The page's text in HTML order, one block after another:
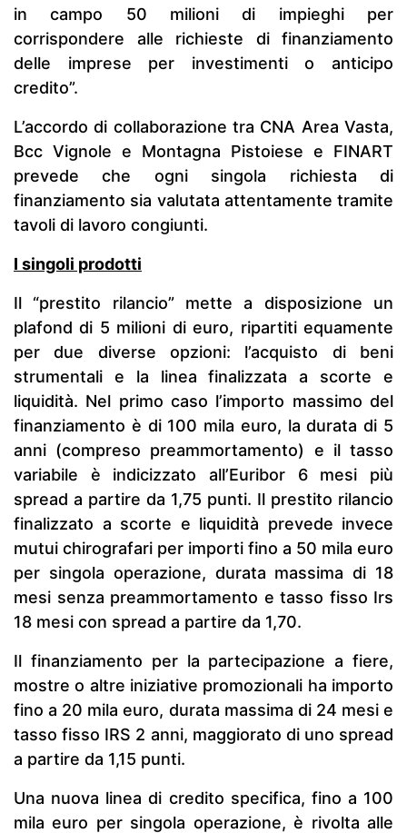
in campo 50 milioni di impieghi per
corrispondere alle richieste di finanziamento
delle imprese per investimenti o anticipo
credito”.
L’accordo di collaborazione tra CNA Area Vasta,
Bcc Vignole e Montagna Pistoiese e FINART
prevede che ogni singola richiesta di
finanziamento sia valutata attentamente tramite
tavoli di lavoro congiunti.
I singoli prodotti
Il “prestito rilancio” mette a disposizione un
plafond di 5 milioni di euro, ripartiti equamente
per due diverse opzioni: l’acquisto di beni
strumentali e la linea finalizzata a scorte e
liquidità. Nel primo caso l’importo massimo del
finanziamento è di 100 mila euro, la durata di 5
anni (compreso preammortamento) e il tasso
variabile è indicizzato all’Euribor 6 mesi più
spread a partire da 1,75 punti. Il prestito rilancio
finalizzato a scorte e liquidità prevede invece
mutui chirografari per importi fino a 50 mila euro
per singola operazione, durata massima di 18
mesi senza preammortamento e tasso fisso Irs
18 mesi con spread a partire da 1,70.
Il finanziamento per la partecipazione a fiere,
mostre o altre iniziative promozionali ha importo
fino a 20 mila euro, durata massima di 24 mesi e
tasso fisso IRS 2 anni, maggiorato di uno spread
a partire da 1,15 punti.
Una nuova linea di credito specifica, fino a 100
mila euro per singola operazione, è rivolta alle